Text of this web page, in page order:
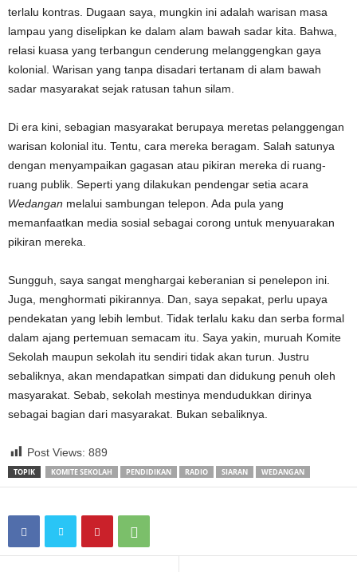
terlalu kontras. Dugaan saya, mungkin ini adalah warisan masa
lampau yang diselipkan ke dalam alam bawah sadar kita. Bahwa,
relasi kuasa yang terbangun cenderung melanggengkan gaya
kolonial. Warisan yang tanpa disadari tertanam di alam bawah
sadar masyarakat sejak ratusan tahun silam.
Di era kini, sebagian masyarakat berupaya meretas pelanggengan
warisan kolonial itu. Tentu, cara mereka beragam. Salah satunya
dengan menyampaikan gagasan atau pikiran mereka di ruang-
ruang publik. Seperti yang dilakukan pendengar setia acara
Wedangan melalui sambungan telepon. Ada pula yang
memanfaatkan media sosial sebagai corong untuk menyuarakan
pikiran mereka.
Sungguh, saya sangat menghargai keberanian si penelepon ini.
Juga, menghormati pikirannya. Dan, saya sepakat, perlu upaya
pendekatan yang lebih lembut. Tidak terlalu kaku dan serba formal
dalam ajang pertemuan semacam itu. Saya yakin, muruah Komite
Sekolah maupun sekolah itu sendiri tidak akan turun. Justru
sebaliknya, akan mendapatkan simpati dan didukung penuh oleh
masyarakat. Sebab, sekolah mestinya mendudukkan dirinya
sebagai bagian dari masyarakat. Bukan sebaliknya.
Post Views: 889
TOPIK KOMITE SEKOLAH PENDIDIKAN RADIO SIARAN WEDANGAN